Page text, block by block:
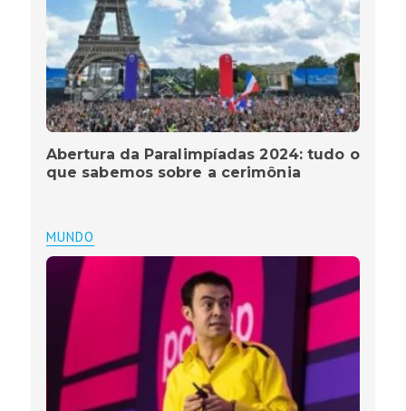
Abertura da Paralimpíadas 2024: tudo o
que sabemos sobre a cerimônia
MUNDO